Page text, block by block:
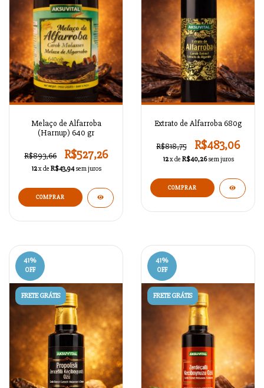
Melaço de Alfarroba
(Harnup) 640 gr
R$893,66 R$527,26
12x de R$43,94 sem juros
Extrato de Alfarroba 680g
R$818,75 R$483,06
12x de R$40,26 sem juros
41%
OFF
FRETE GRÁTIS
41%
OFF
FRETE GRÁTIS